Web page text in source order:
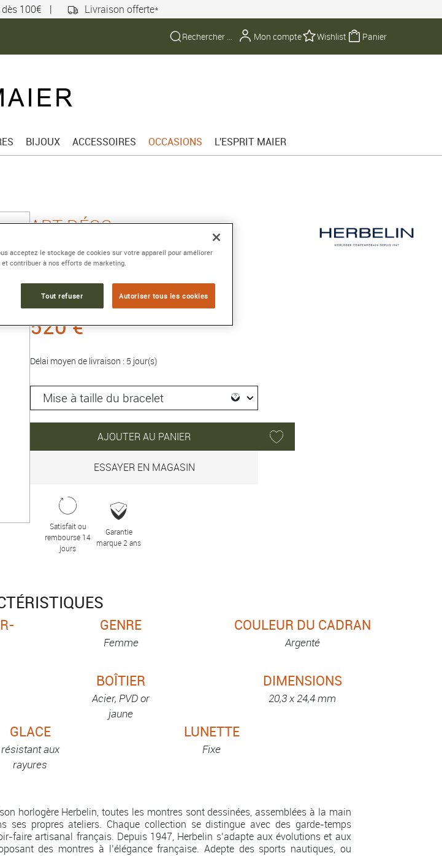
100€ | Livraison offerte*
Mon compte Wishlist Panier
BIJOUX ACCESSOIRES OCCASIONS L'ESPRIT MAIER
ART DÉCO
20,3 x 24,4 mm, acier, quartz
Référence :17478BT22
Collection :ART DÉCO
520 €
Délai moyen de livraison : 5 jour(s)
AJOUTER AU PANIER
ESSAYER EN MAGASIN
Satisfait ou
remboursé 14
jours
Garantie
marque 2 ans
GENRE
Femme
COULEUR DU CADRAN
Argenté
BOÎTIER
Acier, PVD or
jaune
DIMENSIONS
20,3 x 24,4 mm
GLACE
résistant aux
rayures
LUNETTE
Fixe
horlogère Herbelin, toutes les montres sont dessinées, assemblées à la main
ses propres ateliers. Chaque collection se distingue avec des garde-temps
faire artisanal français. Depuis 1947, Herbelin s’adapte aux évolutions et aux
des montres à l’élégance française. Adepte des sports nautiques, ou
acceptez le stockage de cookies sur votre appareil pour améliorer
contribuer à nos efforts de marketing.
Tout refuser Autoriser tous les cookies